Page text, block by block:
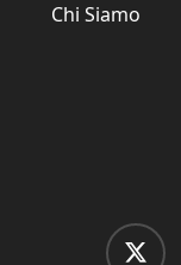
Chi Siamo
x-